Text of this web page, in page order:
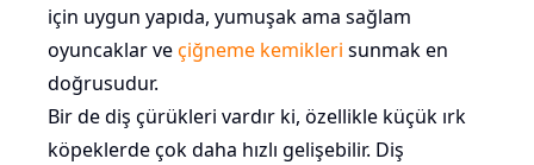
için uygun yapıda, yumuşak ama sağlam
oyuncaklar veçiğneme kemikleri sunmak en
doğrusudur.
Bir de diş çürükleri vardır ki, özellikle küçük ırk
köpeklerde çok daha hızlı gelişebilir. Diş